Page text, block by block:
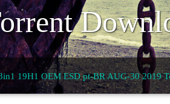
19H1 OEM ESD pt-BR AUG-30 2019